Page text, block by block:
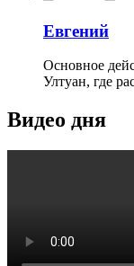
Евгений
Основное
Ултуан, где
Видео дня